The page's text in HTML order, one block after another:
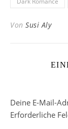
Von Susi Aly
Deine E-Mail-
Erforderliche